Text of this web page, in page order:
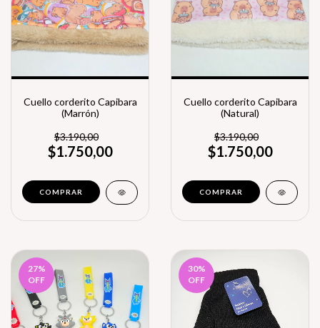
Cuello corderito Capibara
(Marrón)
$3.190,00
$1.750,00
Cuello corderito Capibara
(Natural)
$3.190,00
$1.750,00
27%
OFF
30%
OFF